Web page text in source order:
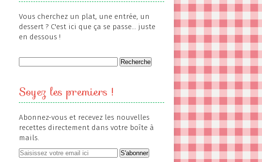
Vous cherchez un plat, une entrée, un
dessert ? C'est ici que ça se passe... juste
en dessous !
Soyez les premiers !
Abonnez-vous et recevez les nouvelles
recettes directement dans votre boîte à
mails.